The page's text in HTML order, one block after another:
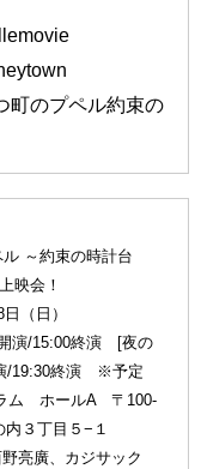
町のプペル約束の
ル ～約束の時計台
映会！
（日）
演/15:00終演 [夜の
/19:30終演 ※予定
ム ホールA 〒100-
３丁目５−１
亮廣、カジサック